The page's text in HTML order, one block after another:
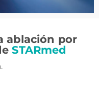
ablación por
STARmed